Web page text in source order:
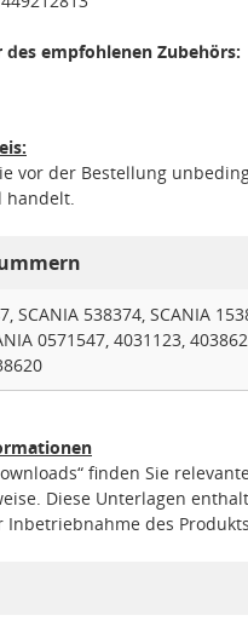
empfohlenen Zubehörs:
vor der Bestellung
handelt.
SCANIA 538374, SCANIA
0571547, 4031123,
finden Sie
Diese Unterlagen
Inbetriebnahme des